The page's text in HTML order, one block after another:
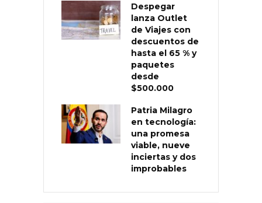
Despegar
lanza Outlet
de Viajes con
descuentos de
hasta el 65 % y
paquetes
desde
$500.000
Patria Milagro
en tecnología:
una promesa
viable, nueve
inciertas y dos
improbables